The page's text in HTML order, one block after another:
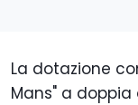
La dotazione
Mans" a doppia